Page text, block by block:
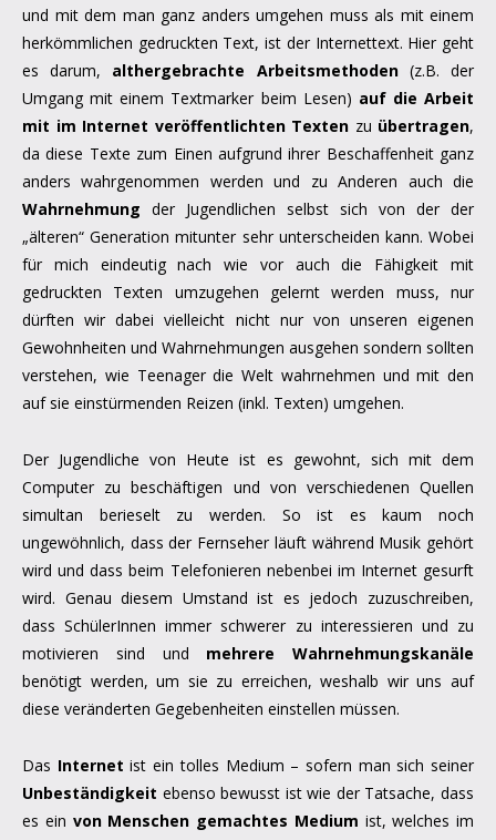
und mit dem man ganz anders umgehen muss als mit einem
herkömmlichen gedruckten Text, ist der Internettext. Hier geht
es darum, althergebrachte Arbeitsmethoden(z.B. der
Umgang mit einem Textmarker beim Lesen) auf die Arbeit
mit im Internet veröffentlichten Texten zu übertragen,
da diese Texte zum Einen aufgrund ihrer Beschaffenheit ganz
anders wahrgenommen werden und zu Anderen auch die
Wahrnehmung der Jugendlichen selbst sich von der der
„älteren“ Generation mitunter sehr unterscheiden kann. Wobei
für mich eindeutig nach wie vor auch die Fähigkeit mit
gedruckten Texten umzugehen gelernt werden muss, nur
dürften wir dabei vielleicht nicht nur von unseren eigenen
Gewohnheiten und Wahrnehmungen ausgehen sondern sollten
verstehen, wie Teenager die Welt wahrnehmen und mit den
auf sie einstürmenden Reizen (inkl. Texten) umgehen.
Der Jugendliche von Heute ist es gewohnt, sich mit dem
Computer zu beschäftigen und von verschiedenen Quellen
simultan berieselt zu werden. So ist es kaum noch
ungewöhnlich, dass der Fernseher läuft während Musik gehört
wird und dass beim Telefonieren nebenbei im Internet gesurft
wird. Genau diesem Umstand ist es jedoch zuzuschreiben,
dass SchülerInnen immer schwerer zu interessieren und zu
motivieren sind und mehrere Wahrnehmungskanäle
benötigt werden, um sie zu erreichen, weshalb wir uns auf
diese veränderten Gegebenheiten einstellen müssen.
Das Internet ist ein tolles Medium – sofern man sich seiner
Unbeständigkeit ebenso bewusst ist wie der Tatsache, dass
es ein von Menschen gemachtes Medium ist, welches im